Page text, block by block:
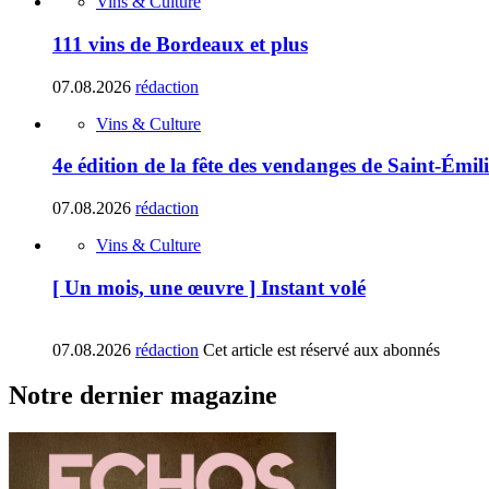
111 vins de Bordeaux et plus
07.08.2026 rédaction
Vins & Culture
4e édition de la fête des vendanges de Saint-
07.08.2026 rédaction
Vins & Culture
[ Un mois, une œuvre ] Instant volé
07.08.2026 rédaction Cet article est réservé aux abonnés
Notre dernier magazine